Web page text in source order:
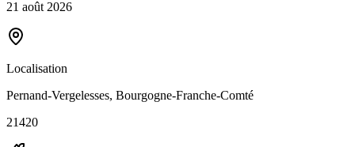
21 août 2026
Localisation
Pernand-Vergelesses, Bourgogne-Franche-Comté
21420